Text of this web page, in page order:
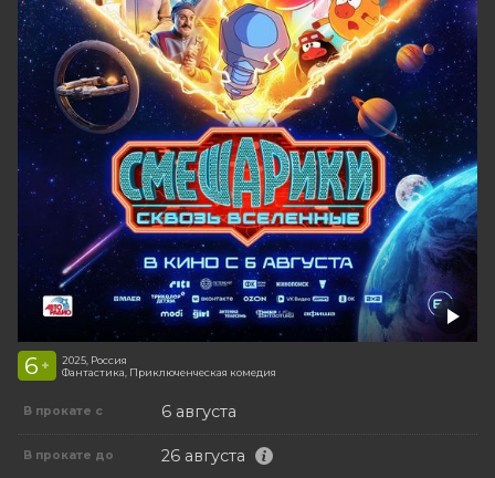
6 +
2025, Россия
Фантастика, Приключенческая комедия
В прокате с 6 августа
В прокате до 26 августа